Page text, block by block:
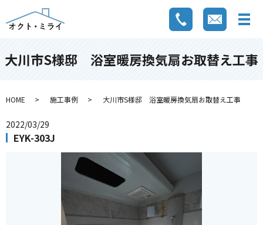
大川市S様邸 浴室暖房換気扇お取替え工事
HOME 施工事例 大川市S様邸 浴室暖房換気扇お取替え工事
2022/03/29
EYK-303J